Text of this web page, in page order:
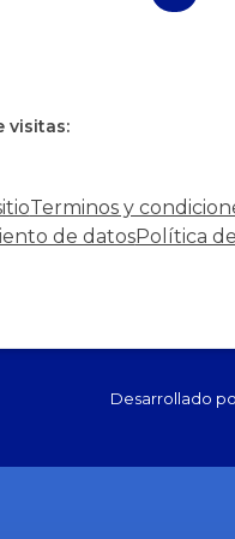
visitas:
Terminos y
de datosPolítica
Desarrollado